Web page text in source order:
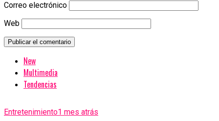
Correo electrónico
Web
New
Multimedia
Tendencias
Entretenimiento1 mes atrás